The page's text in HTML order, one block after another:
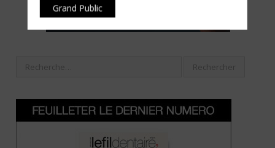
Grand Public